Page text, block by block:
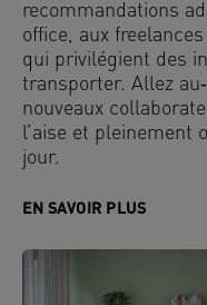
recommandations
office, aux
qui privilégient des
transporter. Allez
nouveaux
l’aise et pleinement
jour.
EN SAVOIR PLUS